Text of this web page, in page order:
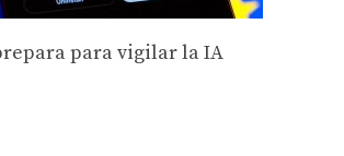
para vigilar la IA